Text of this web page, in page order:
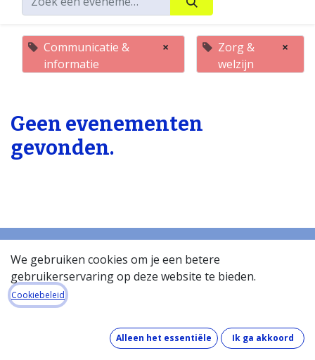
Communicatie &
informatie
×
Zorg &
welzijn
×
Geen evenementen
gevonden.
Startpagina
Over de databank
Hoe werkt de databank?
Wat zit er in de databank?
We gebruiken cookies om je een betere
gebruikerservaring op deze website te bieden.
Cookiebeleid
Alleen het essentiële Ik ga akkoord